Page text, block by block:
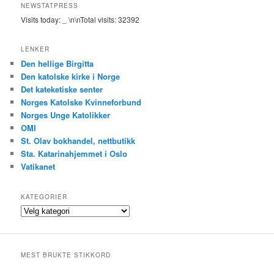
NEWSTATPRESS
Visits today: \n\nTotal visits:32392
LENKER
Den hellige Birgitta
Den katolske kirke i Norge
Det kateketiske senter
Norges Katolske Kvinneforbund
Norges Unge Katolikker
OMI
St. Olav bokhandel, nettbutikk
Sta. Katarinahjemmet i Oslo
Vatikanet
KATEGORIER
Kategorier
MEST BRUKTE STIKKORD